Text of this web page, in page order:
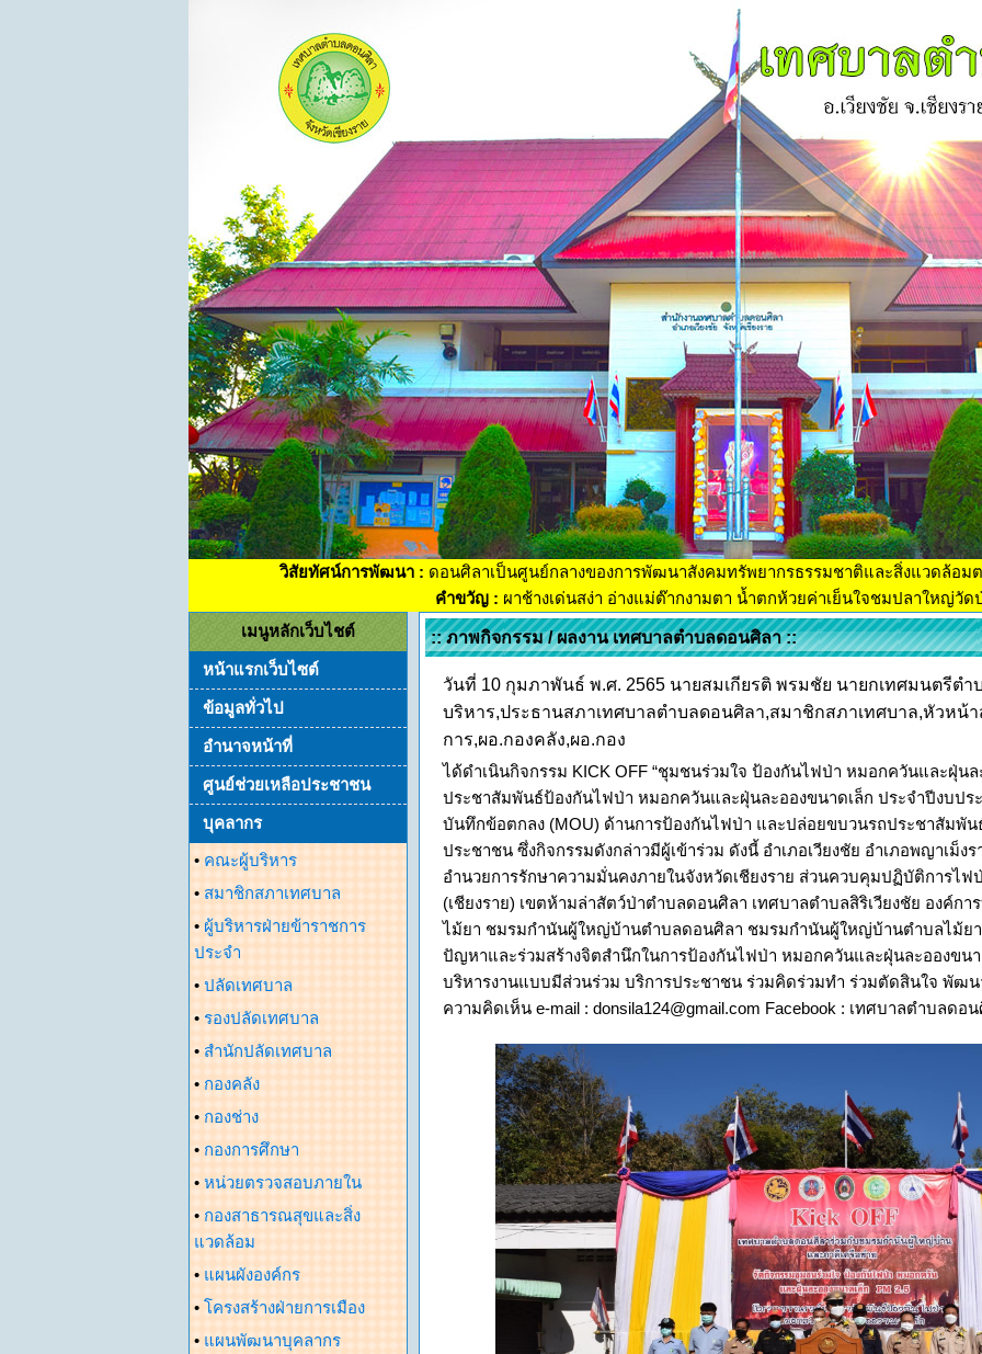
วิสัยทัศน์การพัฒนา : ดอนศิลาเป็นศูนย์กลางของการพัฒนาสังคมทรัพยากรธรรมชาติและสิ่งแวดล้อม
คำขวัญ : ผาช้างเด่นสง่า อ่างแม่ต๊ากงามตา น้ำตกห้วยค่าเย็นใจชมปลาใหญ่วัด
เมนูหลักเว็บไชต์
หน้าแรกเว็บไซต์
ข้อมูลทั่วไป
อำนาจหน้าที่
ศูนย์ช่วยเหลือประชาชน
บุคลากร
• คณะผู้บริหาร
• สมาชิกสภาเทศบาล
• ผู้บริหารฝ่ายข้าราชการ
ประจำ
• ปลัดเทศบาล
• รองปลัดเทศบาล
• สำนักปลัดเทศบาล
• กองคลัง
• กองช่าง
• กองการศึกษา
• หน่วยตรวจสอบภายใน
• กองสาธารณสุขและสิ่ง
แวดล้อม
• แผนผังองค์กร
• โครงสร้างฝ่ายการเมือง
• แผนพัฒนาบุคลากร
:: ภาพกิจกรรม / ผลงาน เทศบาลตำบลดอนศิลา ::
วันที่ 10 กุมภาพันธ์ พ.ศ. 2565 นายสมเกียรติ พรมชัย นายกเทศมนตรีต
บริหาร,ประธานสภาเทศบาลตำบลดอนศิลา,สมาชิกสภาเทศบาล,หัวหน้
การ,ผอ.กองคลัง,ผอ.กอง
ได้ดำเนินกิจกรรม KICK OFF “ชุมชนร่วมใจ ป้องกันไฟป่า หมอกควันและฝุ่น
ประชาสัมพันธ์ป้องกันไฟป่า หมอกควันและฝุ่นละอองขนาดเล็ก ประจำปีงบปร
บันทึกข้อตกลง (MOU) ด้านการป้องกันไฟป่า และปล่อยขบวนรถประชาสัมพัน
ประชาชน ซึ่งกิจกรรมดังกล่าวมีผู้เข้าร่วม ดังนี้ อำเภอเวียงชัย อำเภอพญาเม็ง
อำนวยการรักษาความมั่นคงภายในจังหวัดเชียงราย ส่วนควบคุมปฏิบัติการไ
(เชียงราย) เขตห้ามล่าสัตว์ป่าตำบลดอนศิลา เทศบาลตำบลสิริเวียงชัย องค์ก
ไม้ยา ชมรมกำนันผู้ใหญ่บ้านตำบลดอนศิลา ชมรมกำนันผู้ใหญ่บ้านตำบลไม้ยา
ปัญหาและร่วมสร้างจิตสำนึกในการป้องกันไฟป่า หมอกควันและฝุ่นละอองขน
บริหารงานแบบมีส่วนร่วม บริการประชาชน ร่วมคิดร่วมทำ ร่วมตัดสินใจ พัฒ
ความคิดเห็น e-mail : donsila124@gmail.com Facebook : เทศบาลตำบลดอ